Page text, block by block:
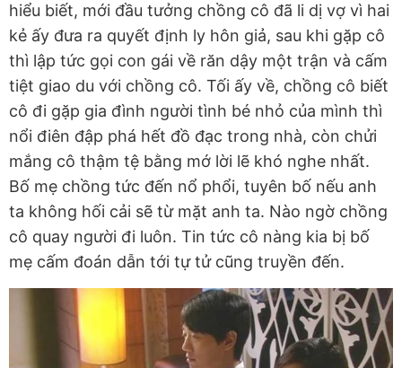
hiểu biết, mới đầu tưởng chồng cô đã li dị vợ vì hai
kẻ ấy đưa ra quyết định ly hôn giả, sau khi gặp cô
thì lập tức gọi con gái về răn dậy một trận và cấm
tiệt giao du với chồng cô. Tối ấy về, chồng cô biết
cô đi gặp gia đình người tình bé nhỏ của mình thì
nổi điên đập phá hết đồ đạc trong nhà, còn chửi
mắng cô thậm tệ bằng mớ lời lẽ khó nghe nhất.
Bố mẹ chồng tức đến nổ phổi, tuyên bố nếu anh
ta không hối cải sẽ từ mặt anh ta. Nào ngờ chồng
cô quay người đi luôn. Tin tức cô nàng kia bị bố
mẹ cấm đoán dẫn tới tự tử cũng truyền đến.